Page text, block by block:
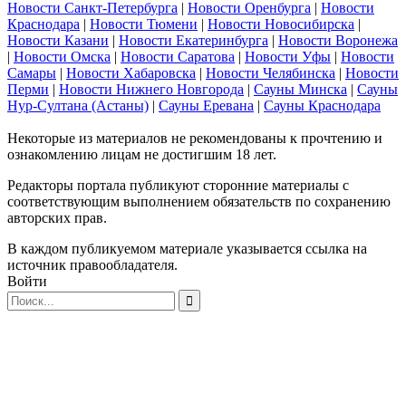
Новости Санкт-Петербурга | Новости Оренбурга | Новости
Краснодара | Новости Тюмени | Новости Новосибирска |
Новости Казани | Новости Екатеринбурга | Новости Воронежа
| Новости Омска | Новости Саратова | Новости Уфы | Новости
Самары | Новости Хабаровска | Новости Челябинска | Новости
Перми | Новости Нижнего Новгорода | Сауны Минска | Сауны
Нур-Султана (Астаны) | Сауны Еревана | Сауны Краснодара
Некоторые из материалов не рекомендованы к прочтению и
ознакомлению лицам не достигшим 18 лет.
Редакторы портала публикуют сторонние материалы с
соответствующим выполнением обязательств по сохранению
авторских прав.
В каждом публикуемом материале указывается ссылка на
источник правообладателя.
Войти